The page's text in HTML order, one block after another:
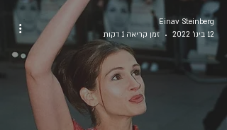
Einav Steinberg
12 בינו׳ 2022
זמן קריאה 1 דקות